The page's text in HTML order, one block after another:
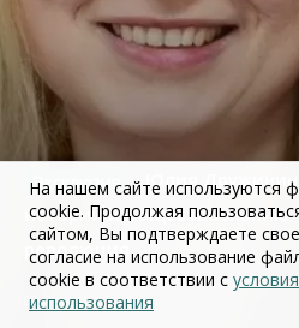
Юлия
истории и обществознанию
революция
02 июля 2026
На нашем сайте используются
cookie. Продолжая
сайтом, Вы подтверждаете свое
согласие на использование
cookie в соответствии с
использования